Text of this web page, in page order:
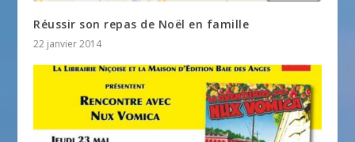
Réussir son repas de Noël en famille
22 janvier 2014